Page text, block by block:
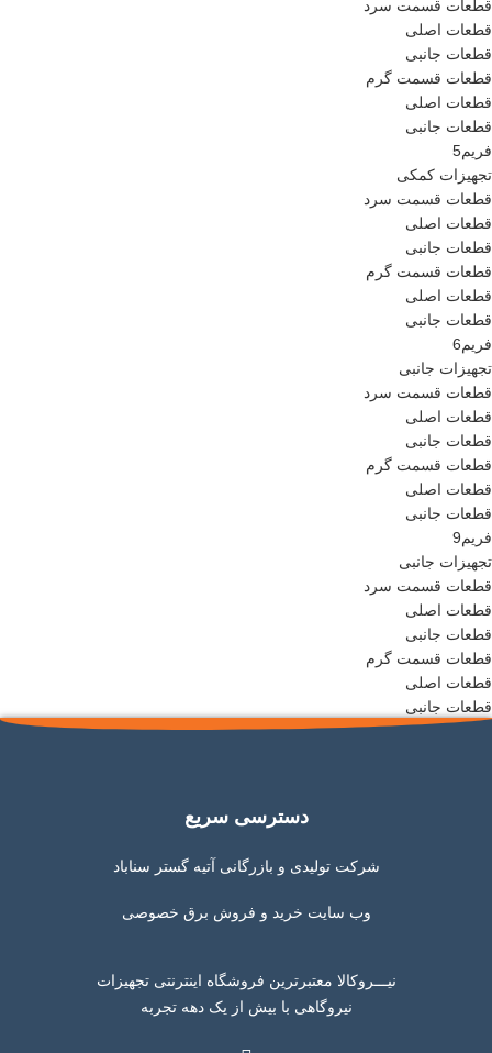
قطعات قسمت سرد
قطعات اصلی
قطعات جانبی
قطعات قسمت گرم
قطعات اصلی
قطعات جانبی
فریم5
تجهیزات کمکی
قطعات قسمت سرد
قطعات اصلی
قطعات جانبی
قطعات قسمت گرم
قطعات اصلی
قطعات جانبی
فریم6
تجهیزات جانبی
قطعات قسمت سرد
قطعات اصلی
قطعات جانبی
قطعات قسمت گرم
قطعات اصلی
قطعات جانبی
فریم9
تجهیزات جانبی
قطعات قسمت سرد
قطعات اصلی
قطعات جانبی
قطعات قسمت گرم
قطعات اصلی
قطعات جانبی
دسترسی سریع
شرکت تولیدی و بازرگانی آتیه گستر سناباد
وب سایت خرید و فروش برق خصوصی
نیـــروکالا معتبرترین فروشگاه اینترنتی تجهیزات
نیروگاهی با بیش از یک دهه تجربه